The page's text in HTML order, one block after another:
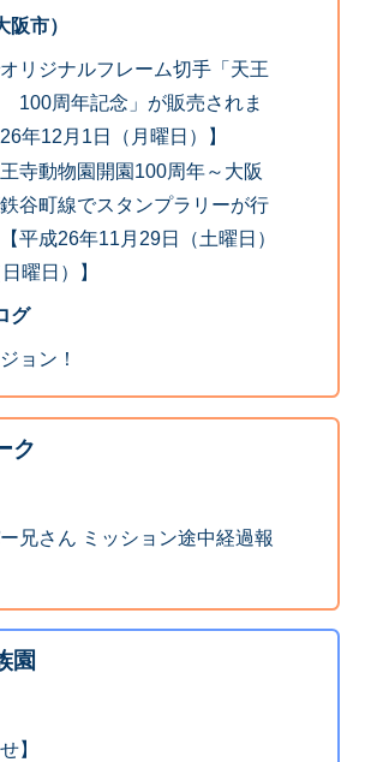
市）
リジナルフレーム切手「天王
100周年記念」が販売されま
年12月1日（月曜日）】
寺動物園開園100周年～大阪
谷町線でスタンプラリーが行
平成26年11月29日（土曜日）
曜日）】
グ
ョン！
ク
兄さん ミッション途中経過報
園
】